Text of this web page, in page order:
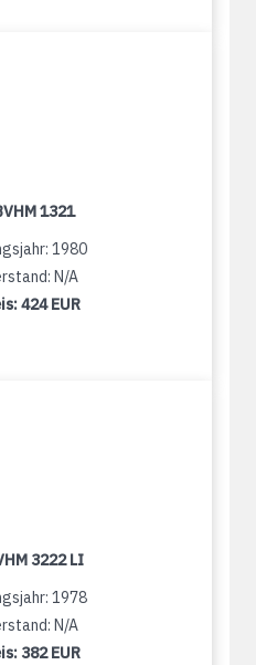
1321
1980
N/A
424 EUR
3222 LI
1978
N/A
382 EUR